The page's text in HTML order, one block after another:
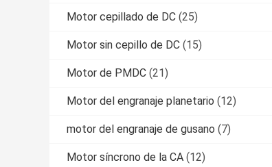
Motor cepillado de DC (25)
Motor sin cepillo de DC (15)
Motor de PMDC (21)
Motor del engranaje planetario (12)
motor del engranaje de gusano (7)
Motor síncrono de la CA (12)